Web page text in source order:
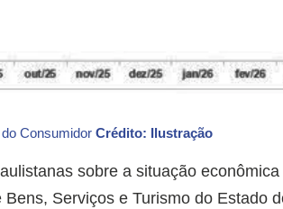
Consumidor Crédito: Ilustração
sobre a situação
Serviços e Turismo do Estado